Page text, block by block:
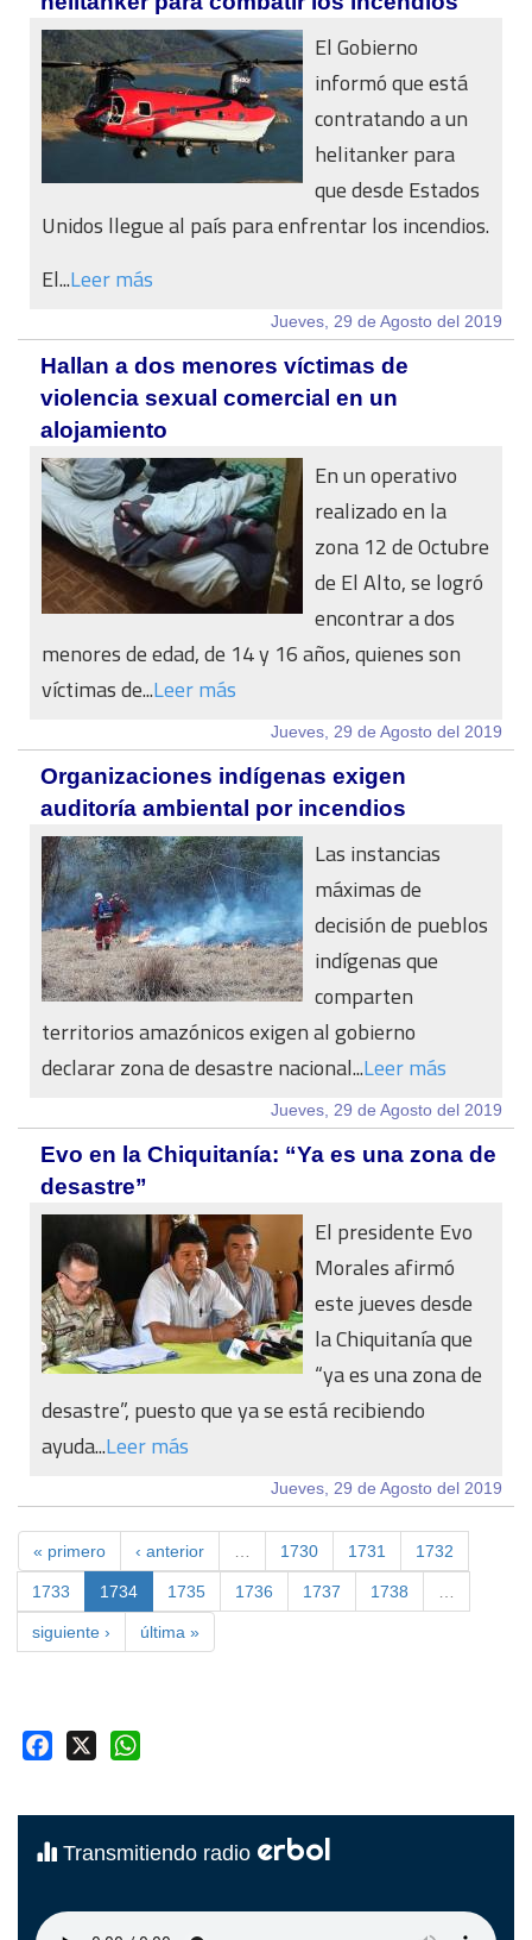
El Gobierno
informó que está
contratando a un
helitanker para
que desde Estados
Unidos llegue al país para enfrentar los incendios.
El...Leer más
Jueves, 29 de Agosto del 2019
Hallan a dos menores víctimas de
violencia sexual comercial en un
alojamiento
En un operativo
realizado en la
zona 12 de Octubre
de El Alto, se logró
encontrar a dos
menores de edad, de 14 y 16 años, quienes son
víctimas de...Leer más
Jueves, 29 de Agosto del 2019
Organizaciones indígenas exigen
auditoría ambiental por incendios
Las instancias
máximas de
decisión de pueblos
indígenas que
comparten
territorios amazónicos exigen al gobierno
declarar zona de desastre nacional...Leer más
Jueves, 29 de Agosto del 2019
Evo en la Chiquitanía: “Ya es una zona de
desastre”
El presidente Evo
Morales afirmó
este jueves desde
la Chiquitanía que
“ya es una zona de
desastre”, puesto que ya se está recibiendo
ayuda...Leer más
Jueves, 29 de Agosto del 2019
« primero ‹ anterior 1730 1731 1732
1733 1734 1735 1736 1737 1738
siguiente › última »
Facebook
Transmitiendo radio erbol